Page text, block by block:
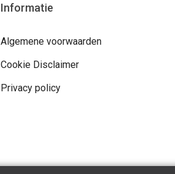
Informatie
Algemene voorwaarden
Cookie Disclaimer
Privacy policy